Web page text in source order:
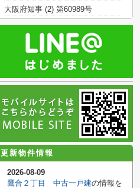
大阪府知事 (2) 第60989号
更新物件情報
2026-08-09
鷹合２丁目 中古一戸建の情報を